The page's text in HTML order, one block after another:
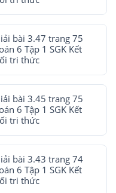
bài 3.47 trang 75
6 Tập 1 SGK Kết
tri thức
bài 3.45 trang 75
6 Tập 1 SGK Kết
tri thức
bài 3.43 trang 74
6 Tập 1 SGK Kết
tri thức